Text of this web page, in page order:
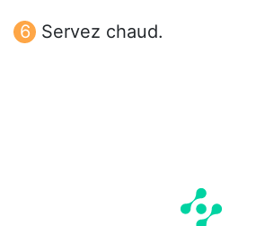
Servez chaud.